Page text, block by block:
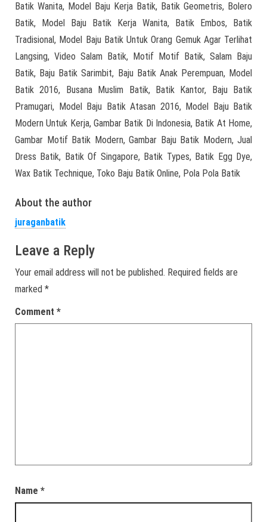
Batik Wanita, Model Baju Kerja Batik, Batik Geometris, Bolero
Batik, Model Baju Batik Kerja Wanita, Batik Embos, Batik
Tradisional, Model Baju Batik Untuk Orang Gemuk Agar Terlihat
Langsing, Video Salam Batik, Motif Motif Batik, Salam Baju
Batik, Baju Batik Sarimbit, Baju Batik Anak Perempuan, Model
Batik 2016, Busana Muslim Batik, Batik Kantor, Baju Batik
Pramugari, Model Baju Batik Atasan 2016, Model Baju Batik
Modern Untuk Kerja, Gambar Batik Di Indonesia, Batik At Home,
Gambar Motif Batik Modern, Gambar Baju Batik Modern, Jual
Dress Batik, Batik Of Singapore, Batik Types, Batik Egg Dye,
Wax Batik Technique, Toko Baju Batik Online, Pola Pola Batik
About the author
juraganbatik
Leave a Reply
Your email address will not be published. Required fields are
marked *
Comment *
Name *